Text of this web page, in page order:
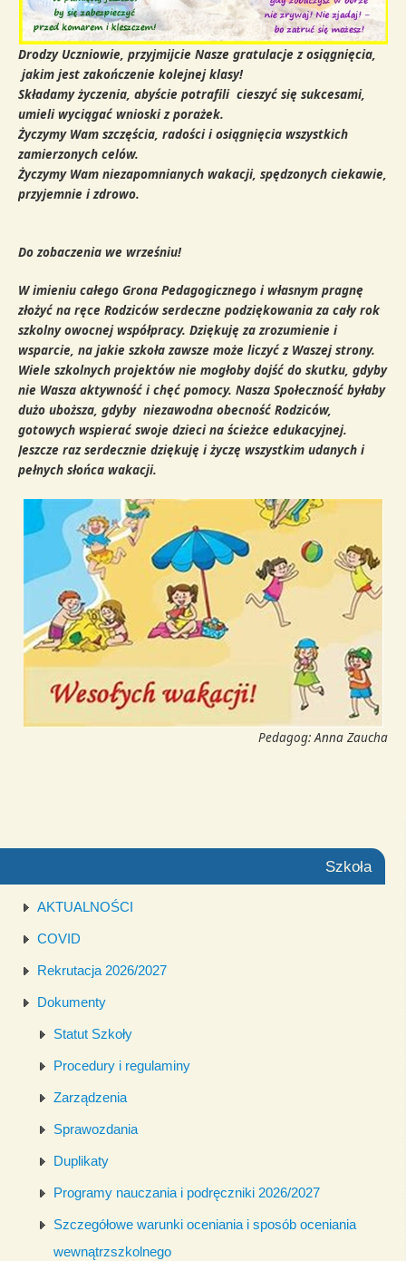
Drodzy Uczniowie, przyjmijcieNasze gratulacje zosiągnięcia,
jakim jest zakończenie kolejnej klasy!
Składamy życzenia, abyście potrafili cieszyć się sukcesami,
umieli wyciągać wnioski z porażek.
Życzymy Wam szczęścia, radości i osiągnięcia wszystkich
zamierzonych celów.
Życzymy Wam niezapomnianych wakacji, spędzonych ciekawie,
przyjemnie i zdrowo.
Do zobaczenia we wrześniu!
W imieniu całego Grona Pedagogicznego i własnym pragnę
złożyć na ręce Rodziców serdeczne podziękowania za cały rok
szkolny owocnej współpracy. Dziękuję za zrozumienie i
wsparcie, na jakie szkoła zawsze może liczyć z Waszej strony.
Wiele szkolnych projektów nie mogłoby dojść do skutku, gdyby
nie Wasza aktywność i chęć pomocy. Nasza Społeczność byłaby
dużo uboższa, gdyby niezawodna obecność Rodziców,
gotowych wspierać swoje dzieci na ścieżce edukacyjnej.
Jeszcze raz serdecznie dziękuję i życzę wszystkim udanych i
pełnych słońca wakacji.
Pedagog: Anna Zaucha
Szkoła
AKTUALNOŚCI
COVID
Rekrutacja 2026/2027
Dokumenty
Statut Szkoły
Procedury i regulaminy
Zarządzenia
Sprawozdania
Duplikaty
Programy nauczania i podręczniki 2026/2027
Szczegółowe warunki oceniania i sposób oceniania
wewnątrzszkolnego